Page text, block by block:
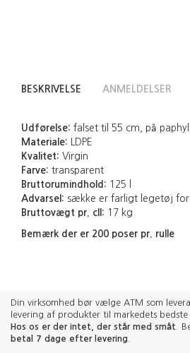
BESKRIVELSE ANMELDELSER
Udførelse: falset til 55 cm, på
Materiale: LDPE
Kvalitet: Virgin
Farve: transparent
Bruttorumindhold: 125 l
Advarsel: sække er farligt legetøj for
Bruttovægt pr. cll: 17 kg
Bemærk der er 200 poser pr. rulle
Din virksomhed bør vælge ATM som
levering af produkter til markedets bedste
Hos os er der intet, der står med småt .
betal 7 dage efter levering